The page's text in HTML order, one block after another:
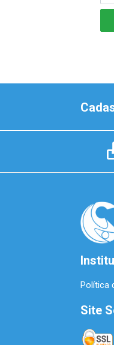
Política
Site